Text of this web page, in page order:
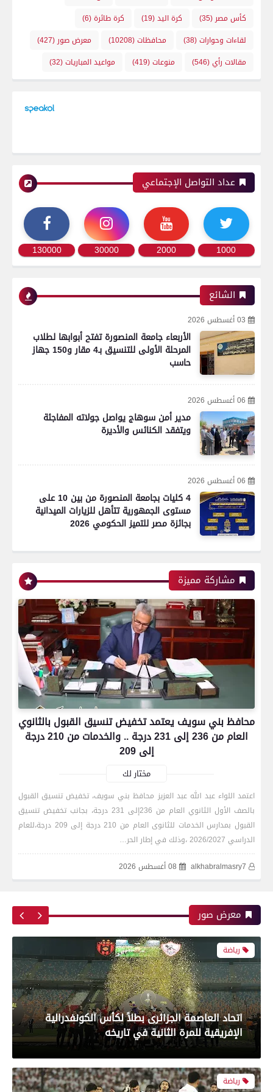
كأس مصر (35) كرة اليد(19) كرة طائرة(6)
لقاءات وحوارات(38) محافظات(10208) معرض صور (427)
مقالات رأي(546) منوعات(419) مواعيد المباريات(32)
عداد التواصل الإجتماعي
1000
2000
30000
130000
الشائع
03 أغسطس 2026
الأربعاء جامعة المنصورة تفتح أبوابها لطلاب
المرحلة الأولى للتنسيق بـ4 مقار و150 جهاز
حاسب
06 أغسطس 2026
مدير أمن سوهاج يواصل جولاته المفاجئة
ويتفقد الكنائس والأديرة
06 أغسطس 2026
4 كليات بجامعة المنصورة من بين 10 على
مستوى الجمهورية تتأهل للزيارات الميدانية
بجائزة مصر للتميز الحكومي 2026
مشاركة مميزة
محافظ بني سويف يعتمد تخفيض تنسيق القبول بالثانوي
العام من 236 إلى 231 درجة .. والخدمات من 210 درجة
إلى 209
مختار لك
اعتمد اللواء عبد الله عبد العزيز محافظ بني سويف، تخفيض تنسيق القبول
بالصف الأول الثانوي العام من 236إلى 231 درجة، بجانب تخفيض تنسيق
القبول بمدارس الخدمات للثانوى العام من 210 درجة إلى 209 درجة،للعام
الدراسي 2026/2027 ،وذلك في إطار الحر…
alkhabralmasry7
08 أغسطس 2026
معرض صور
رياضة
اتحاد العاصمة الجزائرى بطلاً لكأس الكونفدرالية
الإفريقية للمرة الثانية في تاريخه
رياضة
بعدسة الخبر المصري| شاهد أبرز لقطات الشوط
الأول لمباراة الزمالك واتحاد العاصمة الجزائري فى
نهائي كأس الكونفدرالية الإفريقية
رياضة